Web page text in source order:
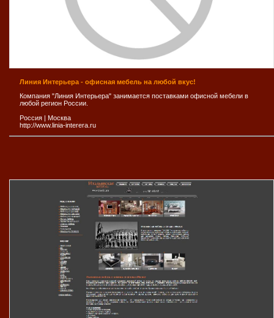
Линия Интерьера - офисная мебель на любой вкус!
Компания "Линия Интерьера" занимается поставками офисной мебели в
любой регион России.
Россия | Москва
http://www.linia-interera.ru